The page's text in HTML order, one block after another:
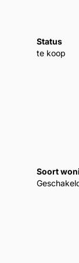
Status
te koop
Soort